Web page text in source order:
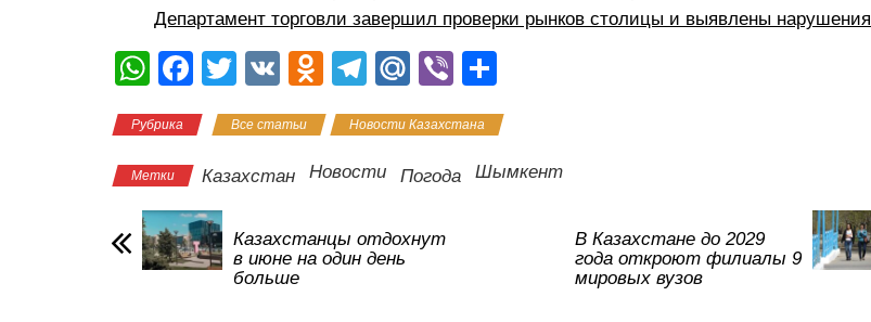
Департамент торговли завершил проверки рынков столицы и выявлены нарушения
W
at
s
A
p
p
F
c
e
b
o
o
T
tt
er
V
O
n
o
a
ss
T
e
gr
m
M
.R
u
Vi
er р
а
Рубрика Все статьи Новости Казахстана
Метки Казахстан Новости Погода Шымкент
Казахстанцы отдохнут
в июне на один день
больше
В Казахстане до 2029
года откроют филиалы 9
мировых вузов